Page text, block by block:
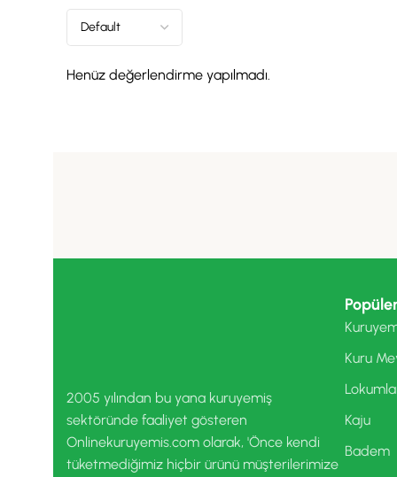
Henüz değerlendirme yapılmadı.
2005 yılından bu yana kuruyemiş
sektöründe faaliyet gösteren
Onlinekuruyemis.com olarak, 'Önce kendi
tüketmediğimiz hiçbir ürünü müşterilerimize
Kuru
Kaju
Badem